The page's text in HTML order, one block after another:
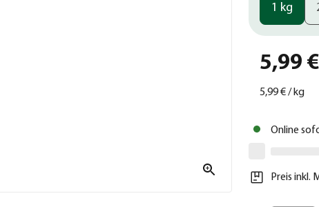
1 kg
5,99 €
5,99 €/ kg
Online
Preis inkl.